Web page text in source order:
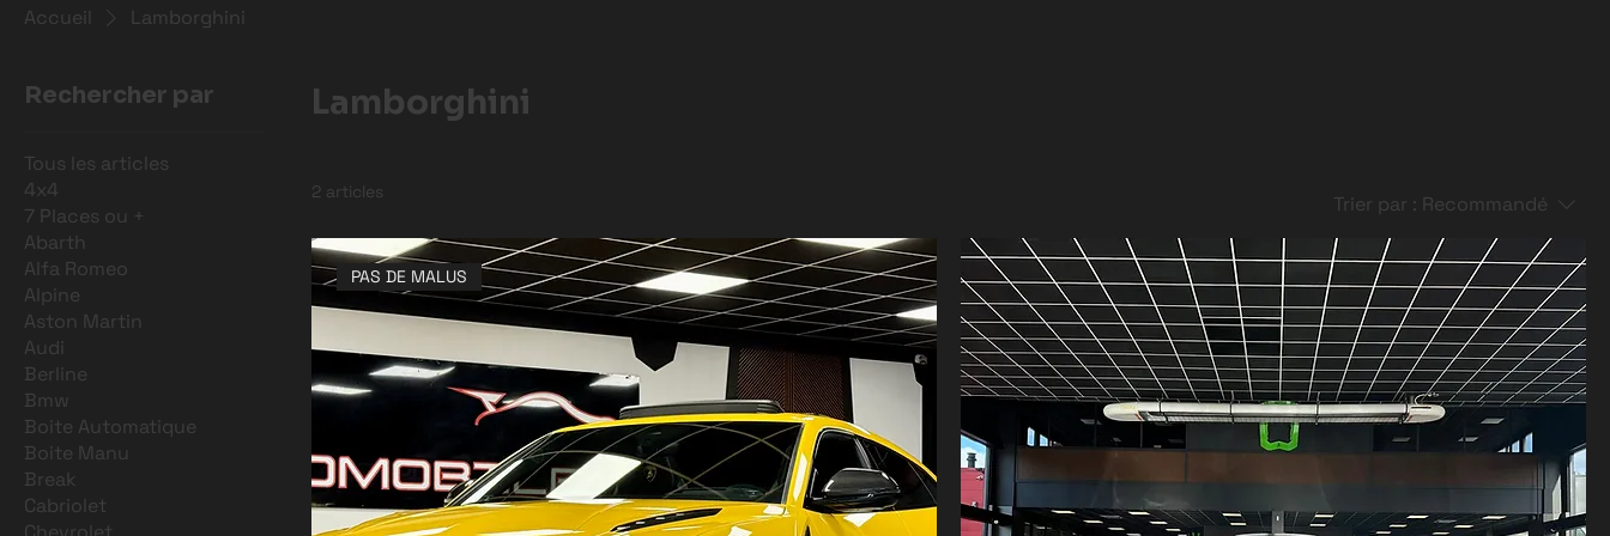
Accueil Lamborghini
Rechercher par
Tous les articles
4x4
7 Places ou +
Abarth
Alfa Romeo
Alpine
Aston Martin
Audi
Berline
Bmw
Boite Automatique
Boite Manu
Break
Cabriolet
Lamborghini
2 articles Trier par : Recommandé
PAS DE MALUS